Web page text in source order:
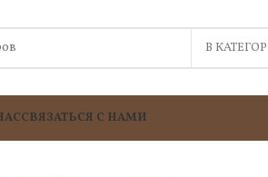
В
СВЯЗАТЬСЯ С НАМИ